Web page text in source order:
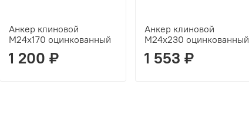
Анкер клиновой
М24х170 оцинкованный
1 200 ₽
Анкер клиновой
М24х230 оцинкованный
1 553 ₽